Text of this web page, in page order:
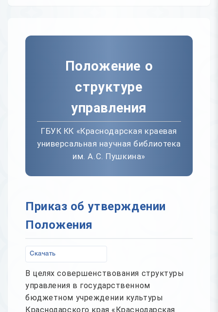
Положение о
структуре
управления
ГБУК КК «Краснодарская краевая
универсальная научная библиотека
им. А.С. Пушкина»
Приказ об утверждении
Положения
Скачать
В целях совершенствования структуры
управления в государственном
бюджетном учреждении культуры
Краснодарского края «Краснодарская